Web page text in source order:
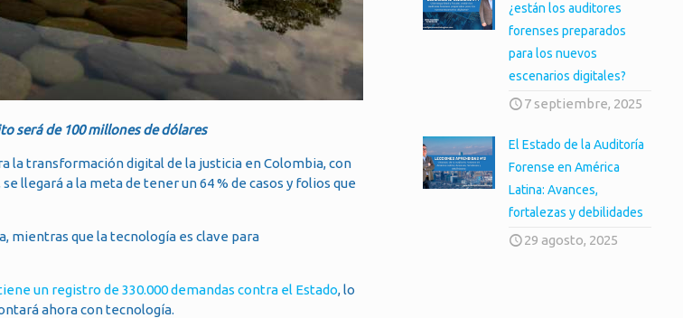
será de 100 millones de dólares
la transformación digital de la justicia en Colombia, con
llegará a la meta de tener un 64 % de casos y folios que
mientras que la tecnología es clave para
un registro de 330.000 demandas contra el Estado, lo
ahora con tecnología.
¿están los auditores
forenses preparados
para los nuevos
escenarios digitales?
7 septiembre, 2025
El Estado de la Auditoría
Forense en América
Latina: Avances,
fortalezas y debilidades
29 agosto, 2025